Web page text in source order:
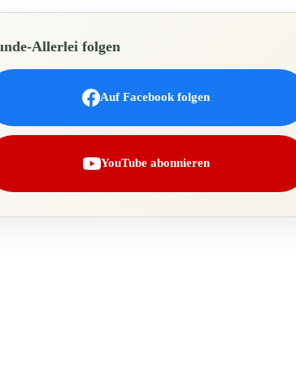
Allerlei folgen
Auf Facebook folgen
YouTube abonnieren